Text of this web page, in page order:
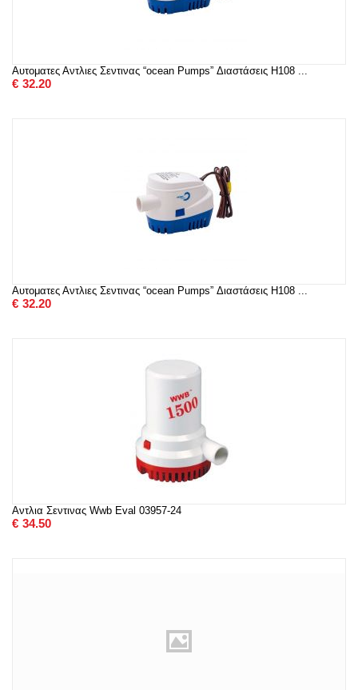
Αυτοματες Αντλιες Σεντινας “ocean Pumps” Διαστάσεις H108 ...
€ 32.20
Αυτοματες Αντλιες Σεντινας “ocean Pumps” Διαστάσεις H108 ...
€ 32.20
Αντλια Σεντινας Wwb Eval 03957-24
€ 34.50